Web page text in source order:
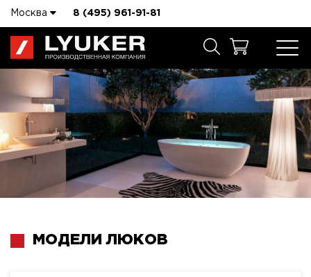
Москва 8 (495) 961-91-81
МОДЕЛИ ЛЮКОВ